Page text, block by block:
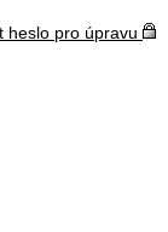
heslo pro úpravu